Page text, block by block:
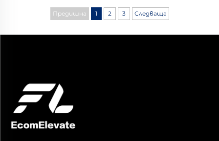
Предишна 1 2 3 Следваща